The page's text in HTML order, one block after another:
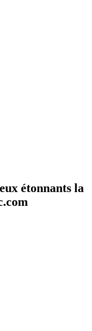
étonnants la